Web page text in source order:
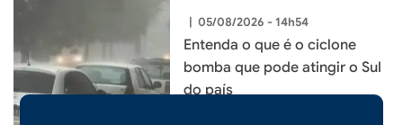
| 05/08/2026 - 14h54
Entenda o que é o ciclone
bomba que pode atingir o Sul
do país